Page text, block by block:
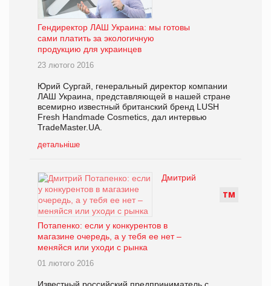
Гендиректор ЛАШ Украина: мы готовы
сами платить за экологичную
продукцию для украинцев
23 лютого 2016
Юрий Сургай, генеральный директор компании
ЛАШ Украина, представляющей в нашей стране
всемирно известный британский бренд LUSH
Fresh Handmade Cosmetics, дал интервью
TradeMaster.UA.
детальніше
ТМ
Дмитрий
Потапенко: если у конкурентов в
магазине очередь, а у тебя ее нет –
меняйся или уходи с рынка
01 лютого 2016